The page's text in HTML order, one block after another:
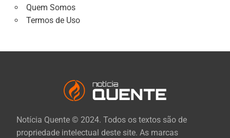
Quem Somos
Termos de Uso
Notícia Quente © 2024. Todos os textos são de
propriedade intelectual deste site. As marcas